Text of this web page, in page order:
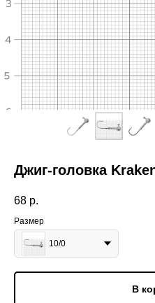
Джиг-головка
68 р.
Размер
10/0
В